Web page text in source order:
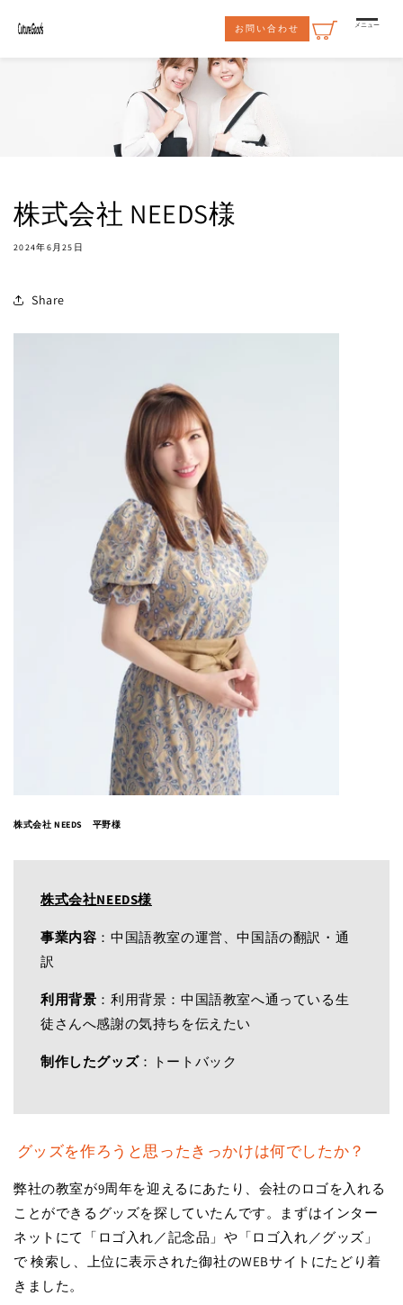
ンツに
進む
お問い合わせ メニュー
株式会社 NEEDS様
2024年6月25日
Share
株式会社 NEEDS 平野様
株式会社NEEDS様
事業内容 ：中国語教室の運営、中国語の翻訳・通
訳
利用背景 ：利用背景：中国語教室へ通っている生
徒さんへ感謝の気持ちを伝えたい
制作したグッズ：トートバック
グッズを作ろうと思ったきっかけは何でしたか？
弊社の教室が9周年を迎えるにあたり、会社のロゴを入れる
ことができるグッズを探していたんです。まずはインター
ネットにて「ロゴ入れ／記念品」や「ロゴ入れ／グッズ」
で 検索し、上位に表示された御社のWEBサイトにたどり着
きました。